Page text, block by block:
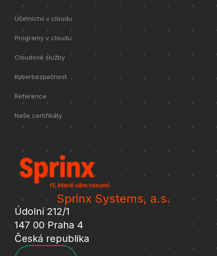
Účetnictví v cloudu
Programy v cloudu
Cloudové služby
Kyberbezpečnost
Reference
Naše certifikáty
Sprinx Systems, a.s.
Údolní 212/1
147 00 Praha 4
Česká republika